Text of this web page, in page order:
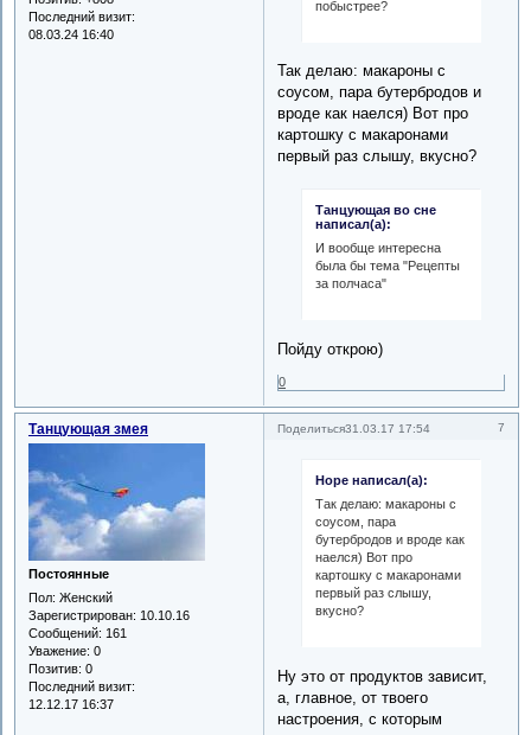
Последний визит:
08.03.24 16:40
побыстрее?
Так делаю: макароны с
соусом, пара бутербродов и
вроде как наелся) Вот про
картошку с макаронами
первый раз слышу, вкусно?
Танцующая во сне
написал(а):
И вообще интересна
была бы тема "Рецепты
за полчаса"
Пойду открою)
0
Поделиться 7
31.03.17 17:54
Танцующая змея
Постоянные
Пол: Женский
Зарегистрирован: 10.10.16
Сообщений: 161
Уважение: 0
Позитив: 0
Последний визит:
12.12.17 16:37
Hope написал(а):
Так делаю: макароны с
соусом, пара
бутербродов и вроде как
наелся) Вот про
картошку с макаронами
первый раз слышу,
вкусно?
Ну это от продуктов зависит,
а, главное, от твоего
настроения, с которым